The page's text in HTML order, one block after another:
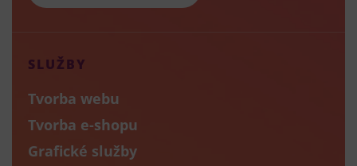
SLUŽBY
Tvorba webu
Tvorba e-shopu
Grafické služby